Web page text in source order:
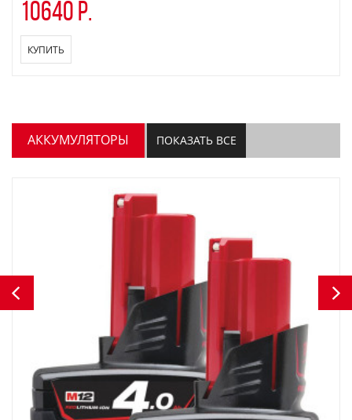
10640 р.
КУПИТЬ
АККУМУЛЯТОРЫ ПОКАЗАТЬ ВСЕ